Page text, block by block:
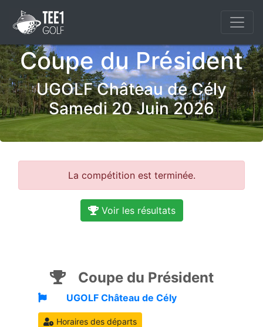
Coupe du Président
UGOLF Château de Cély
Samedi 20 Juin 2026
La compétition est terminée.
Voir les résultats
Coupe du Président
UGOLF Château de Cély
Horaires des départs